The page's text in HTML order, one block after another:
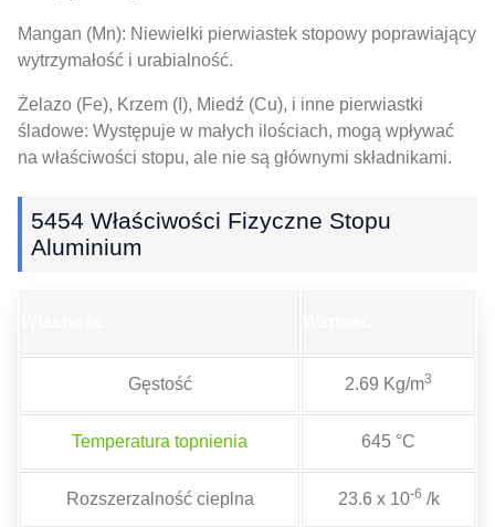
Mangan (Mn): Niewielki pierwiastek stopowy poprawiający
wytrzymałość i urabialność.
Żelazo (Fe), Krzem (I), Miedź (Cu), i inne pierwiastki
śladowe: Występuje w małych ilościach, mogą wpływać
na właściwości stopu, ale nie są głównymi składnikami.
5454 Właściwości Fizyczne Stopu
Aluminium
Gęstość 2.69 Kg/m3
Temperatura topnienia 645 °C
Rozszerzalność cieplna 23.6 x 10-6 /k